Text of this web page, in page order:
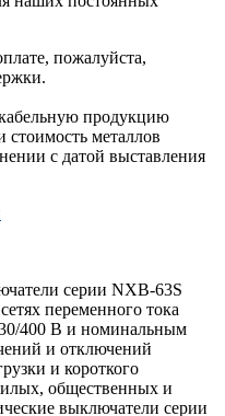
пожалуйста,
продукцию
стоимость металлов
с датой выставления
серии NXB-63S
переменного тока
400 В и номинальным
и отключений
и короткого
общественных и
выключатели серии